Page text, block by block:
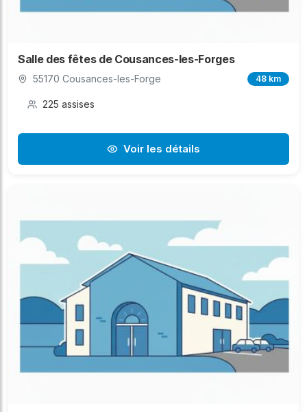
Salle des fêtes de Cousances-les-Forges
55170 Cousances-les-Forge 48 km
225 assises
Voir les détails